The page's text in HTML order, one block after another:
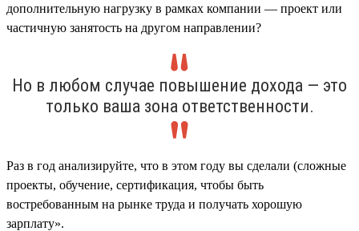
дополнительную нагрузку в рамках компании — проект или
частичную занятость на другом направлении?
Но в любом случае повышение дохода — это
только ваша зона ответственности.
Раз в год анализируйте, что в этом году вы сделали (сложные
проекты, обучение, сертификация, чтобы быть
востребованным на рынке труда и получать хорошую
зарплату».